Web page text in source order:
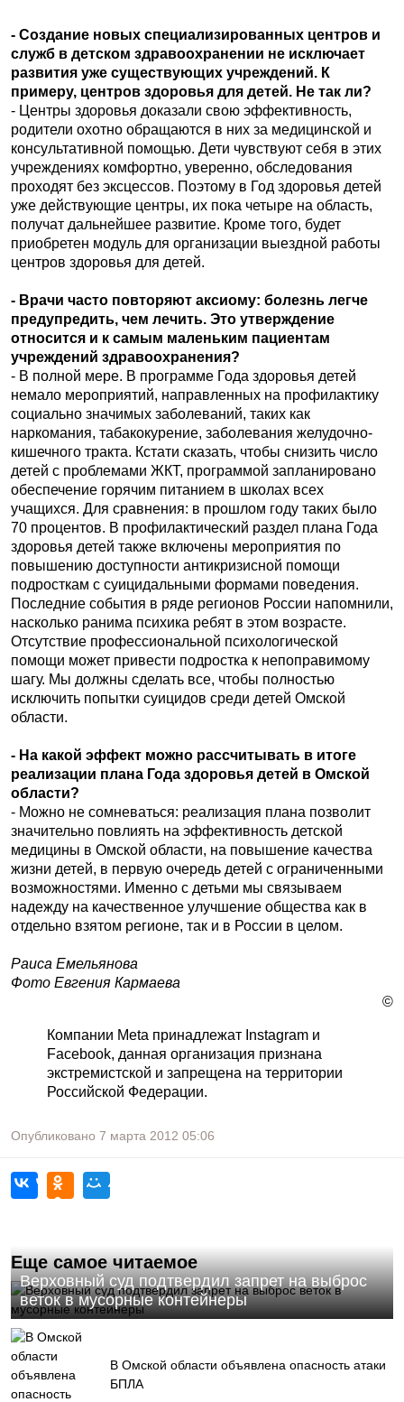
- Создание новых специализированных центров и
служб в детском здравоохранении не исключает
развития уже существующих учреждений. К
примеру, центров здоровья для детей. Не так ли?
- Центры здоровья доказали свою эффективность,
родители охотно обращаются в них за медицинской и
консультативной помощью. Дети чувствуют себя в этих
учреждениях комфортно, уверенно, обследования
проходят без эксцессов. Поэтому в Год здоровья детей
уже действующие центры, их пока четыре на область,
получат дальнейшее развитие. Кроме того, будет
приобретен модуль для организации выездной работы
центров здоровья для детей.
- Врачи часто повторяют аксиому: болезнь легче
предупредить, чем лечить. Это утверждение
относится и к самым маленьким пациентам
учреждений здравоохранения?
- В полной мере. В программе Года здоровья детей
немало мероприятий, направленных на профилактику
социально значимых заболеваний, таких как
наркомания, табакокурение, заболевания желудочно-
кишечного тракта. Кстати сказать, чтобы снизить число
детей с проблемами ЖКТ, программой запланировано
обеспечение горячим питанием в школах всех
учащихся. Для сравнения: в прошлом году таких было
70 процентов. В профилактический раздел плана Года
здоровья детей также включены мероприятия по
повышению доступности антикризисной помощи
подросткам с суицидальными формами поведения.
Последние события в ряде регионов России напомнили,
насколько ранима психика ребят в этом возрасте.
Отсутствие профессиональной психологической
помощи может привести подростка к непоправимому
шагу. Мы должны сделать все, чтобы полностью
исключить попытки суицидов среди детей Омской
области.
- На какой эффект можно рассчитывать в итоге
реализации плана Года здоровья детей в Омской
области?
- Можно не сомневаться: реализация плана позволит
значительно повлиять на эффективность детской
медицины в Омской области, на повышение качества
жизни детей, в первую очередь детей с ограниченными
возможностями. Именно с детьми мы связываем
надежду на качественное улучшение общества как в
отдельно взятом регионе, так и в России в целом.
Раиса Емельянова
Фото Евгения Кармаева
©
Компании Meta принадлежат Instagram и
Facebook, данная организация признана
экстремистской и запрещена на территории
Российской Федерации.
Опубликовано 7 марта 2012 05:06
Еще самое читаемое
Верховный суд подтвердил запрет на выброс
веток в мусорные контейнеры
В Омской области объявлена опасность атаки
БПЛА